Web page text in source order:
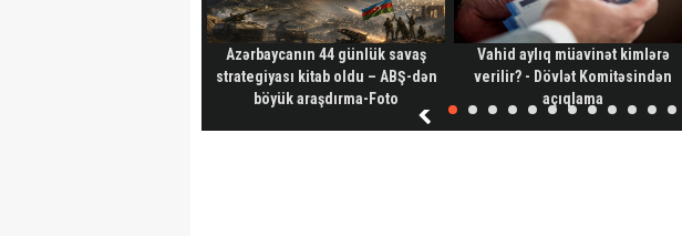
Azərbaycanın 44 günlük savaş
strategiyası kitab oldu – ABŞ-dən
böyük araşdırma-Foto
Vahid aylıq müavinət kimlərə
verilir? - Dövlət Komitəsindən
açıqlama